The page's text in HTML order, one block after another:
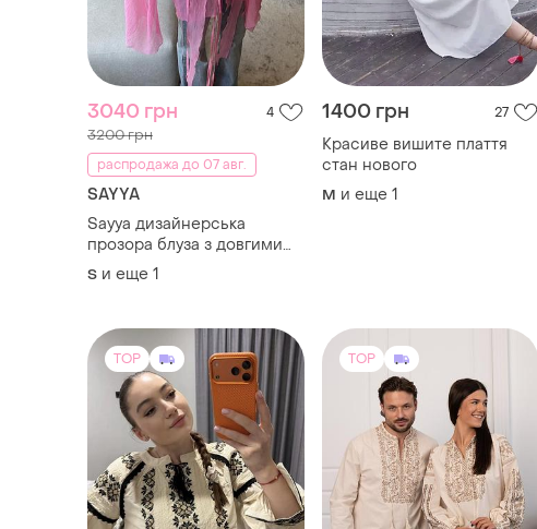
3040 грн 4
3200 грн
распродажа до 07 авг.
SAYYA
Sayya дизайнерська
прозора блуза з довгими
рукавами та зав’язками
S и еще 1
1400 грн 27
Красиве вишите плаття
стан нового
M и еще 1
TOP TOP